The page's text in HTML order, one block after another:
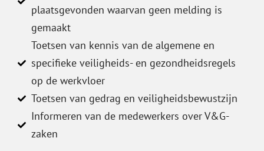
plaatsgevonden waarvan geen melding is
gemaakt
Toetsen van kennis van de algemene en
specifieke veiligheids- en gezondheidsregels
op de werkvloer
Toetsen van gedrag en veiligheidsbewustzijn
Informeren van de medewerkers over V&G-
zaken